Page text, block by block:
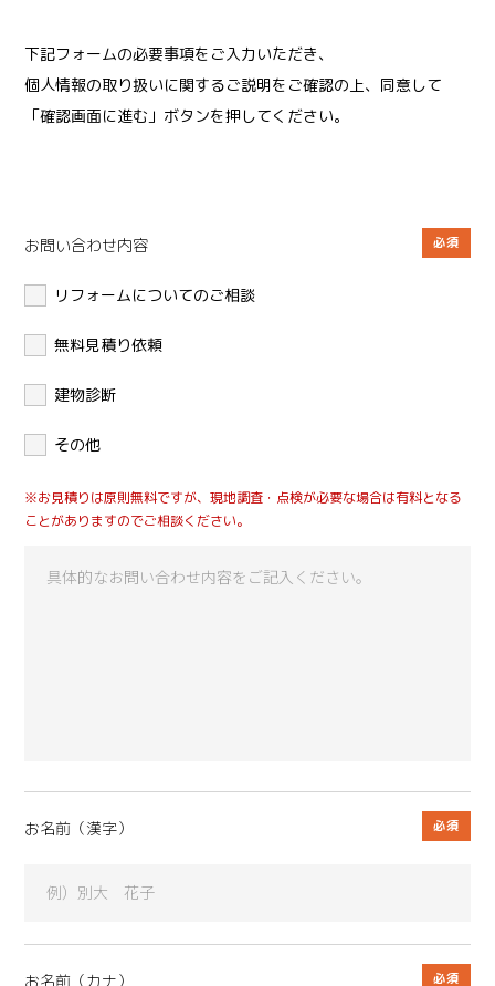
下記フォームの必要事項をご⼊⼒いただき、
個人情報の取り扱いに関するご説明をご確認の上、同意して
「確認画面に進む」ボタンを押してください。
お問い合わせ内容
リフォームについてのご相談
無料見積り依頼
建物診断
その他
※お見積りは原則無料ですが、現地調査・点検が必要な場合は有料となる
ことがありますのでご相談ください。
お名前（漢字）
お名前（カナ）